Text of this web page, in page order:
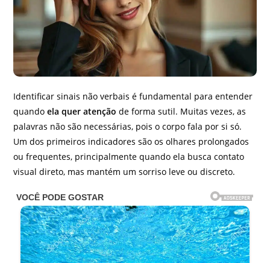
Identificar sinais não verbais é fundamental para entender
quandoela quer atenção de forma sutil. Muitas vezes, as
palavras não são necessárias, pois o corpo fala por si só.
Um dos primeiros indicadores são os olhares prolongados
ou frequentes, principalmente quando ela busca contato
visual direto, mas mantém um sorriso leve ou discreto.